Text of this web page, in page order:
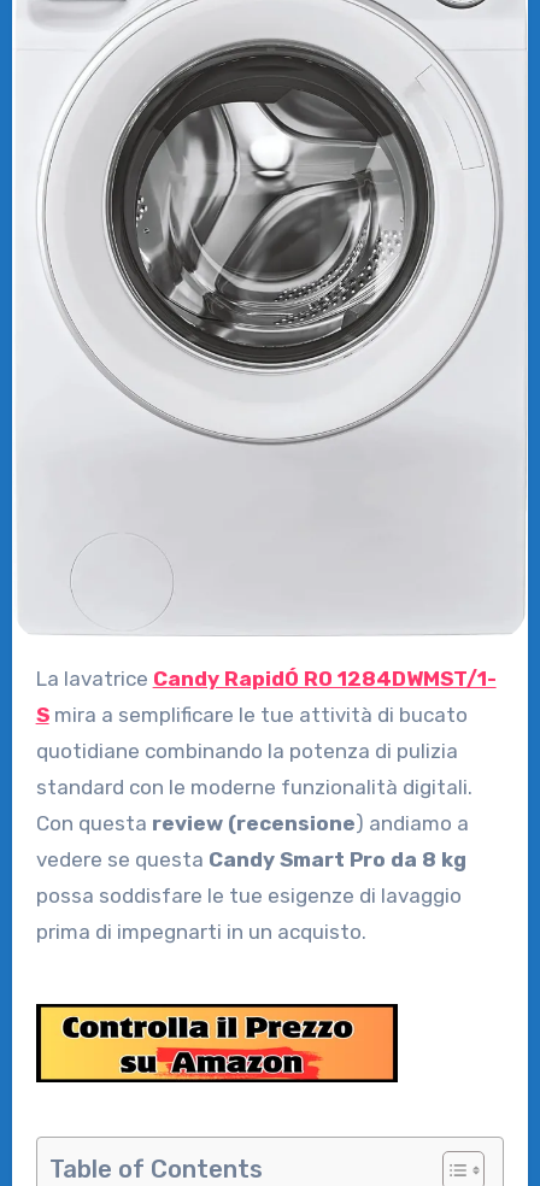
La lavatrice Candy RapidÓ RO 1284DWMST/1-
Smira a semplificare le tue attività di bucato
quotidiane combinando la potenza di pulizia
standard con le moderne funzionalità digitali.
Con questa review (recensione) andiamo a
vedere se questa Candy Smart Pro da 8 kg
possa soddisfare le tue esigenze di lavaggio
prima di impegnarti in un acquisto.
Table of Contents